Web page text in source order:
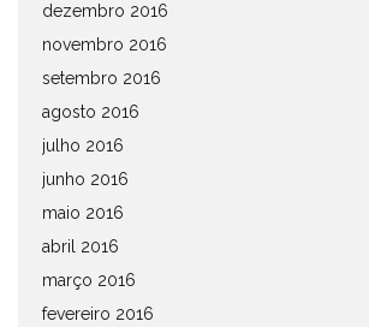
dezembro 2016
novembro 2016
setembro 2016
agosto 2016
julho 2016
junho 2016
maio 2016
abril 2016
março 2016
fevereiro 2016